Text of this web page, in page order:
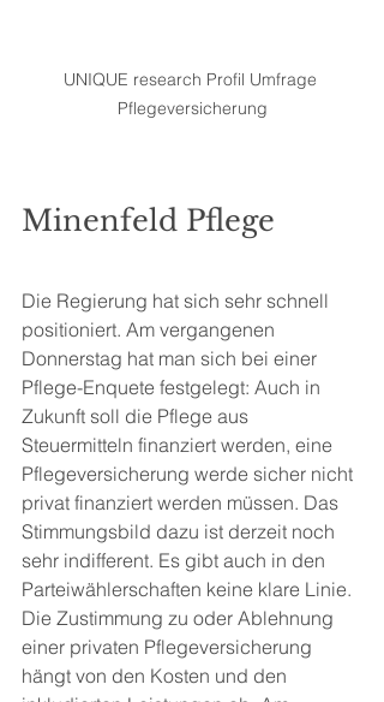
UNIQUE research Profil Umfrage
Pflegeversicherung
Minenfeld Pflege
Die Regierung hat sich sehr schnell
positioniert. Am vergangenen
Donnerstag hat man sich bei einer
Pflege-Enquete festgelegt: Auch in
Zukunft soll die Pflege aus
Steuermitteln finanziert werden, eine
Pflegeversicherung werde sicher nicht
privat finanziert werden müssen. Das
Stimmungsbild dazu ist derzeit noch
sehr indifferent. Es gibt auch in den
Parteiwählerschaften keine klare Linie.
Die Zustimmung zu oder Ablehnung
einer privaten Pflegeversicherung
hängt von den Kosten und den